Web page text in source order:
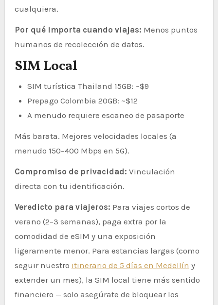
cualquiera.
Por qué importa cuando viajas: Menos puntos
humanos de recolección de datos.
SIM Local
SIM turística Thailand 15GB: ~$9
Prepago Colombia 20GB: ~$12
A menudo requiere escaneo de pasaporte
Más barata. Mejores velocidades locales (a
menudo 150–400 Mbps en 5G).
Compromiso de privacidad: Vinculación
directa con tu identificación.
Veredicto para viajeros: Para viajes cortos de
verano (2–3 semanas), paga extra por la
comodidad de eSIM y una exposición
ligeramente menor. Para estancias largas (como
seguir nuestro itinerario de 5 días en Medellín y
extender un mes), la SIM local tiene más sentido
financiero — solo asegúrate de bloquear los